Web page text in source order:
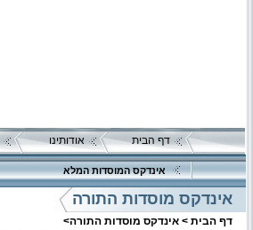
דף הבית אודותינו
אינדקס המוסדות המלא
אינדקס מוסדות התורה
דף הבית > אינדקס מוסדות התורה>